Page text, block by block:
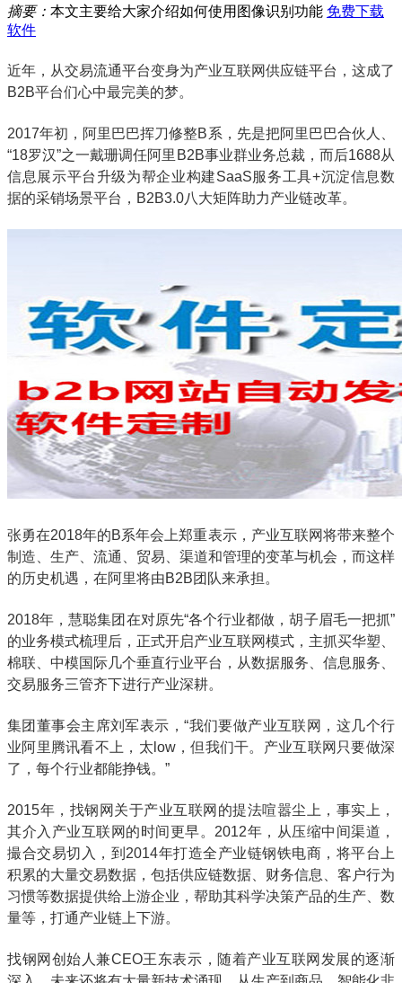
摘要： 本文主要给大家介绍如何使用图像识别功能 免费下载
软件
近年，从交易流通平台变身为产业互联网供应链平台，这成了
B2B平台们心中最完美的梦。
2017年初，阿里巴巴挥刀修整B系，先是把阿里巴巴合伙人、
“18罗汉”之一戴珊调任阿里B2B事业群业务总裁，而后1688从
信息展示平台升级为帮企业构建SaaS服务工具+沉淀信息数
据的采销场景平台，B2B3.0八大矩阵助力产业链改革。
张勇在2018年的B系年会上郑重表示，产业互联网将带来整个
制造、生产、流通、贸易、渠道和管理的变革与机会，而这样
的历史机遇，在阿里将由B2B团队来承担。
2018年，慧聪集团在对原先“各个行业都做，胡子眉毛一把抓”
的业务模式梳理后，正式开启产业互联网模式，主抓买华塑、
棉联、中模国际几个垂直行业平台，从数据服务、信息服务、
交易服务三管齐下进行产业深耕。
集团董事会主席刘军表示，“我们要做产业互联网，这几个行
业阿里腾讯看不上，太low，但我们干。产业互联网只要做深
了，每个行业都能挣钱。”
2015年，找钢网关于产业互联网的提法喧嚣尘上，事实上，
其介入产业互联网的时间更早。2012年，从压缩中间渠道，
撮合交易切入，到2014年打造全产业链钢铁电商，将平台上
积累的大量交易数据，包括供应链数据、财务信息、客户行为
习惯等数据提供给上游企业，帮助其科学决策产品的生产、数
量等，打通产业链上下游。
找钢网创始人兼CEO王东表示，随着产业互联网发展的逐渐